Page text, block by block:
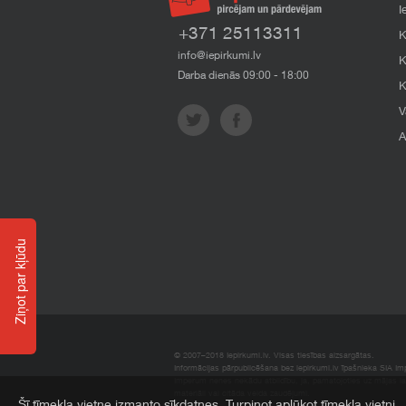
+371 25113311
info@iepirkumi.lv
Darba dienās 09:00 - 18:00
© 2007–2018 Iepirkumi.lv. Visas tiesības aizsargātas.
Informācijas pārpublicēšana bez iepirkumi.lv īpašnieka SIA
Ziņot par kļūdu